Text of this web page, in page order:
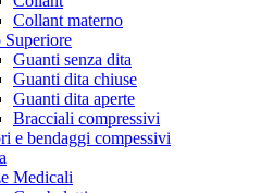
Collant materno
Superiore
Guanti senza dita
Guanti dita chiuse
Guanti dita aperte
Bracciali compressivi
e bendaggi compessivi
Medicali